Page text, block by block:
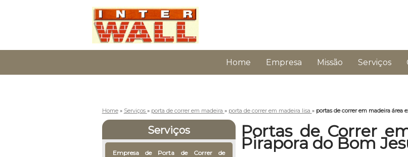
Home Empresa Missão Serviços
Home » Serviços » porta de correr em madeira » porta de correr em madeira lisa » portas de correr em madeira área
Serviços
Empresa de Porta de Correr de
Portas de Correr
Pirapora do Bom